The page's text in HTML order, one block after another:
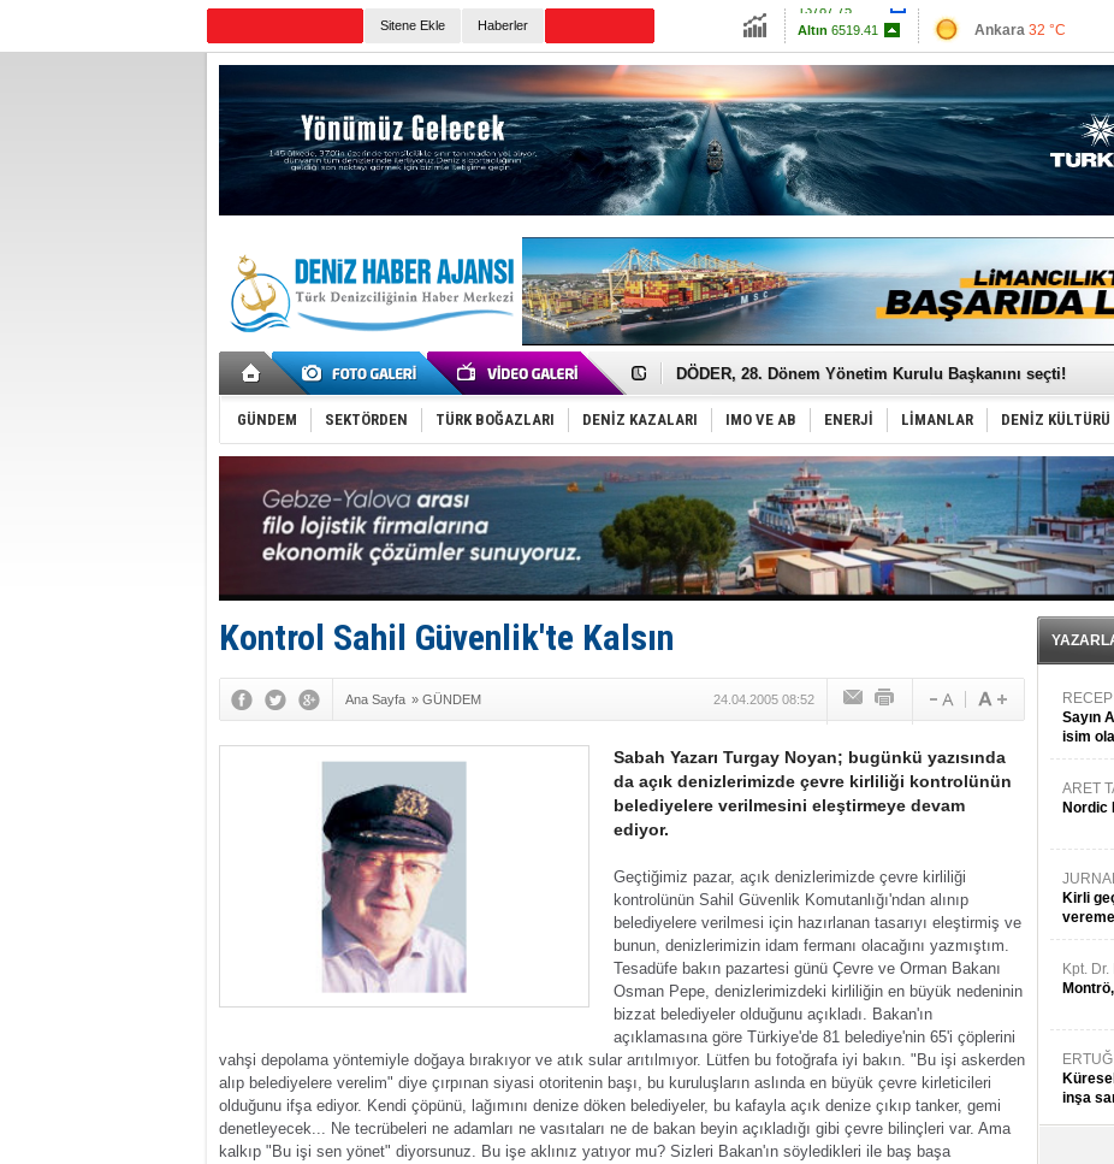
Sitene Ekle Haberler
Altın 6519.41
Euro55.0444
Ankara 32 °C
Antalya34 °C
Muğla 34 °C
Çanakkale 33 °C
Türk Armatöre 'Uyuşturucu' tutuklaması!
DÖDER, 28. Dönem Yönetim Kurulu Başkanını seçti!
Fairline, Türkiye’de ‘SoleMarin’i seçti
Baltık Denizi'nde tarih yazıldı!
Runit kubbesi okyanusun derinliklerinde halkı tehdit
Dünyanın en tehlikeli yosunu: Yüz binlerce canlıyı
Türk Loydu’na Süveyş tonaj yetkisi
Hüseyin Mengi: “Yapay Zekâ, Ustanın yerini alamaz”
Hat-San Tersanesi’nden yüzer havuza omurga: NB26
Med Marine’e yeni Römorkör!
KOSDER’den Karadeniz için ‘Çağrı’!
Kalyoncu’dan ‘Sefer’ kararı!
GÜNDEM SEKTÖRDEN TÜRK BOĞAZLARI DENİZ KAZALARI IMO VE AB ENERJİ LİMANLAR DENİZ KÜLTÜRÜ
Kontrol Sahil Güvenlik'te Kalsın
Ana Sayfa » GÜNDEM 24.04.2005 08:52
Sabah Yazarı Turgay Noyan; bugünkü yazısında
da açık denizlerimizde çevre kirliliği kontrolünün
belediyelere verilmesini eleştirmeye devam
ediyor.
Geçtiğimiz pazar, açık denizlerimizde çevre kirliliği
kontrolünün Sahil Güvenlik Komutanlığı'ndan alınıp
belediyelere verilmesi için hazırlanan tasarıyı eleştirmiş ve
bunun, denizlerimizin idam fermanı olacağını yazmıştım.
Tesadüfe bakın pazartesi günü Çevre ve Orman Bakanı
Osman Pepe, denizlerimizdeki kirliliğin en büyük nedeninin
bizzat belediyeler olduğunu açıkladı. Bakan'ın
açıklamasına göre Türkiye'de 81 belediye'nin 65'i çöplerini
vahşi depolama yöntemiyle doğaya bırakıyor ve atık sular arıtılmıyor. Lütfen bu fotoğrafa iyi bakın. "Bu işi askerden
alıp belediyelere verelim" diye çırpınan siyasi otoritenin başı, bu kuruluşların aslında en büyük çevre kirleticileri
olduğunu ifşa ediyor. Kendi çöpünü, lağımını denize döken belediyeler, bu kafayla açık denize çıkıp tanker, gemi
denetleyecek... Ne tecrübeleri ne adamları ne vasıtaları ne de bakan beyin açıkladığı gibi çevre bilinçleri var. Ama
kalkıp "Bu işi sen yönet" diyorsunuz. Bu işe aklınız yatıyor mu? Sizleri Bakan'ın söyledikleri ile baş başa
Sayın
isim
ARET
Nordic
Kirli
Kpt.
inşa
Kpt.